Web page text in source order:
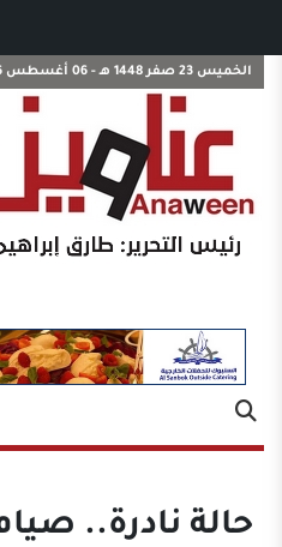
الخميس 23 صفر 1448 هـ - 06 أغسطس 2026 م
حالة نادرة..